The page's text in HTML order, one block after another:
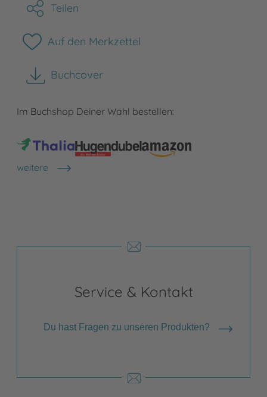
Teilen
Auf den Merkzettel
Buchcover
herunterladen
Im Buchshop Deiner Wahl bestellen:
weitere
Shops anzeigen
Service & Kontakt
Du hast Fragen zu unseren Produkten?